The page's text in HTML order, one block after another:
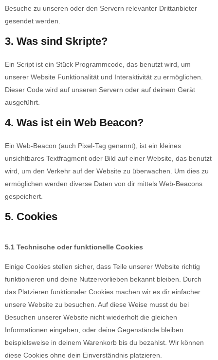
Besuche zu unseren oder den Servern relevanter Drittanbieter
gesendet werden.
3. Was sind Skripte?
Ein Script ist ein Stück Programmcode, das benutzt wird, um
unserer Website Funktionalität und Interaktivität zu ermöglichen.
Dieser Code wird auf unseren Servern oder auf deinem Gerät
ausgeführt.
4. Was ist ein Web Beacon?
Ein Web-Beacon (auch Pixel-Tag genannt), ist ein kleines
unsichtbares Textfragment oder Bild auf einer Website, das benutzt
wird, um den Verkehr auf der Website zu überwachen. Um dies zu
ermöglichen werden diverse Daten von dir mittels Web-Beacons
gespeichert.
5. Cookies
5.1 Technische oder funktionelle Cookies
Einige Cookies stellen sicher, dass Teile unserer Website richtig
funktionieren und deine Nutzervorlieben bekannt bleiben. Durch
das Platzieren funktionaler Cookies machen wir es dir einfacher
unsere Website zu besuchen. Auf diese Weise musst du bei
Besuchen unserer Website nicht wiederholt die gleichen
Informationen eingeben, oder deine Gegenstände bleiben
beispielsweise in deinem Warenkorb bis du bezahlst. Wir können
diese Cookies ohne dein Einverständnis platzieren.